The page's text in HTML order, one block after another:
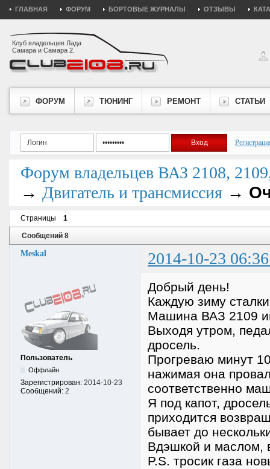
ГЛАВНАЯ ФОРУМ БОРТОВЫЕ ЖУРНАЛЫ ОТЗЫВЫ
Клуб владельцев Лада
Самара и Самара 2.
ФОРУМ ТЮНИНГ РЕМОНТ СТАТЬИ
Форум владельцев ВАЗ 2108,
→ Двигатель и трансмиссия →
Страницы 1
Сообщений 8
Meskal 2014-10-23
Пользователь
Оффлайн
Зарегистрирован: 2014-10-23
Сообщений: 2
Добрый день!
Каждую зиму
Машина ВАЗ 2109
Выходя утром,
дросель.
Прогреваю минут
нажимая она
соответственно
Я под капот,
приходится
бывает до
Вдэшкой и маслом,
P.S. тросик газа